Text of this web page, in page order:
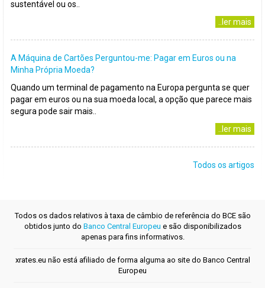
sustentável ou os..
..ler mais
A Máquina de Cartões Perguntou-me: Pagar em Euros ou na
Minha Própria Moeda?
Quando um terminal de pagamento na Europa pergunta se quer
pagar em euros ou na sua moeda local, a opção que parece mais
segura pode sair mais..
..ler mais
Todos os artigos
Todos os dados relativos à taxa de câmbio de referência do BCE são
obtidos junto do Banco Central Europeu e são disponibilizados
apenas para fins informativos.
xrates.eu não está afiliado de forma alguma ao site do Banco Central
Europeu